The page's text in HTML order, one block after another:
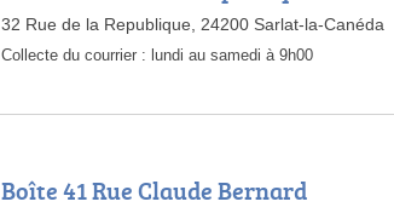
32 Rue de la Republique, 24200 Sarlat-la-Canéda
Collecte du courrier : lundi au samedi à 9h00
Boîte 41 Rue Claude Bernard